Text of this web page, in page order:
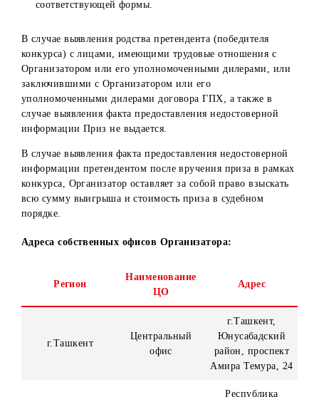
Республике Узбекистан с удержанием из суммы
действующим законодательством РУз на момент
7. До получения призов Победителю Конкурса
обратиться лично в один из собственных офисов
Организатора и предоставить:
Оригинал паспорта гражданина РУз (для граждан
иностранных граждан), удостоверение лица без
гражданства (для лиц без гражданства) или
идентификационную ID карту.
Конкурса.
Расписку о согласии на зачисление на банковский
Сведения о близких родственниках. Претенденту
(победителю Конкурса) необходимо предоставить
информацию о своих близких родственниках
(родители, кровные и сводные братья и сестры,